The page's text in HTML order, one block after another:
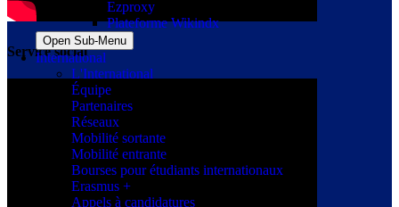
Ezproxy
Plateforme Wikindx
Open Sub-Menu
International
L'International
Équipe
Partenaires
Réseaux
Mobilité sortante
Mobilité entrante
Bourses pour étudiants internationaux
Erasmus +
Appels à candidatures
Service social